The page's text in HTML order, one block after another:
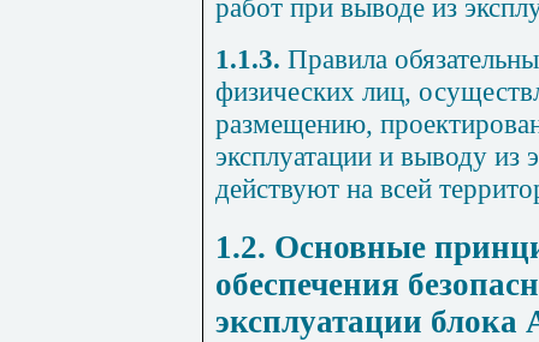
работ при выводе из
1.1.3. Правила
физических лиц,
размещению,
эксплуатации и выводу из
действуют на всей
1.2. Основные
обеспечения
эксплуатации блока